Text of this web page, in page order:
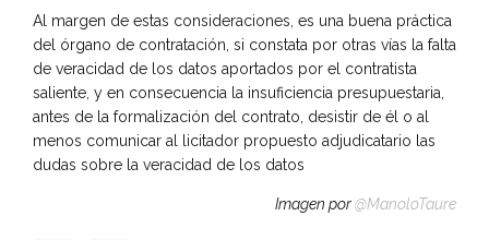
Al margen de estas consideraciones, es una buena práctica
del órgano de contratación, si constata por otras vías la falta
de veracidad de los datos aportados por el contratista
saliente, y en consecuencia la insuficiencia presupuestaria,
antes de la formalización del contrato, desistir de él o al
menos comunicar al licitador propuesto adjudicatario las
dudas sobre la veracidad de los datos
Imagen por@ManoloTaure